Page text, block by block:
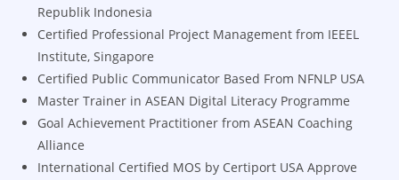
Republik Indonesia
Certified Professional Project Management from IEEEL
Institute, Singapore
Certified Public Communicator Based From NFNLP USA
Master Trainer in ASEAN Digital Literacy Programme
Goal Achievement Practitioner from ASEAN Coaching
Alliance
International Certified MOS by Certiport USA Approve